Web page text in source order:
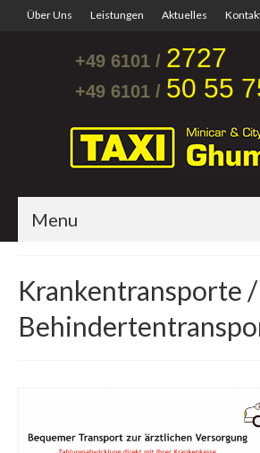
Über Uns Leistungen Aktuelles
+49 6101 / 2727
+49 6101 / 50 55
Menu
Flughafentransfer
Krankentransporte
Krankentransporte /